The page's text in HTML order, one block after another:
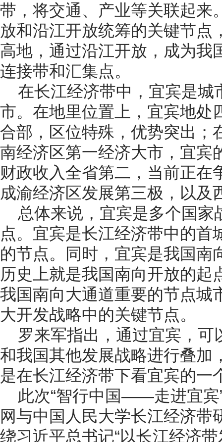
带，将交通、产业等关联起来
放和沿江开放统筹的关键节点
高地，通过沿江开放，成为我
连接带和汇集点。
在长江经济带中，宜宾是城
市。在地里位置上，宜宾地处
合部，区位特殊，优势突出；
南经济区第一经济大市，宜宾
财政收入全省第二，当前正在
成渝经济区发展第三极，以及
总体来说，宜宾是多个国家
点。宜宾是长江经济带中的首
的节点。同时，宜宾是我国南
历史上就是我国南向开放的起
我国南向大通道重要的节点城
大开发战略中的关键节点。
罗来军指出，通过宜宾，
和我国其他发展战略进行叠加
是在长江经济带下看宜宾的一
此次“智行中国——走进宜宾
网与中国人民大学长江经济带
绕习近平总书记“以长江经济